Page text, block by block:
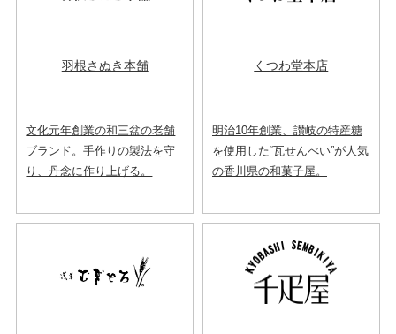
羽根さぬき本舗
文化元年創業の和三盆の老舗
ブランド。手作りの製法を守
り、丹念に作り上げる。
くつわ堂本店
明治10年創業、讃岐の特産糖
を使用した“瓦せんべい”が人気
の香川県の和菓子屋。